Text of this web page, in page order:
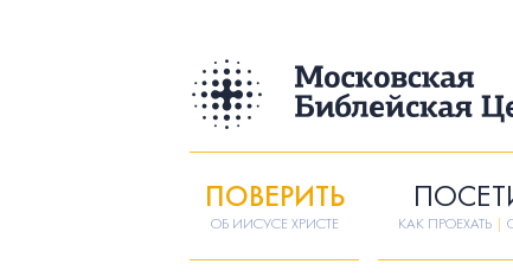
ПОВЕРИТЬ
ОБ ИИСУСЕ ХРИСТЕ КАК ПРОЕХАТЬ |